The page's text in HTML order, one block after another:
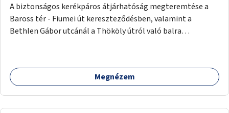
A biztonságos kerékpáros átjárhatóság megteremtése a
Baross tér - Fiumei út kereszteződésben, valamint a
Bethlen Gábor utcánál a Thököly útról való balra
Megnézem